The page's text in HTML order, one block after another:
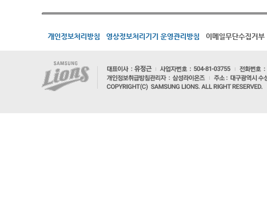
개인정보처리방침 영상정보처리기기 운영관리방침 이메일무단수집거부